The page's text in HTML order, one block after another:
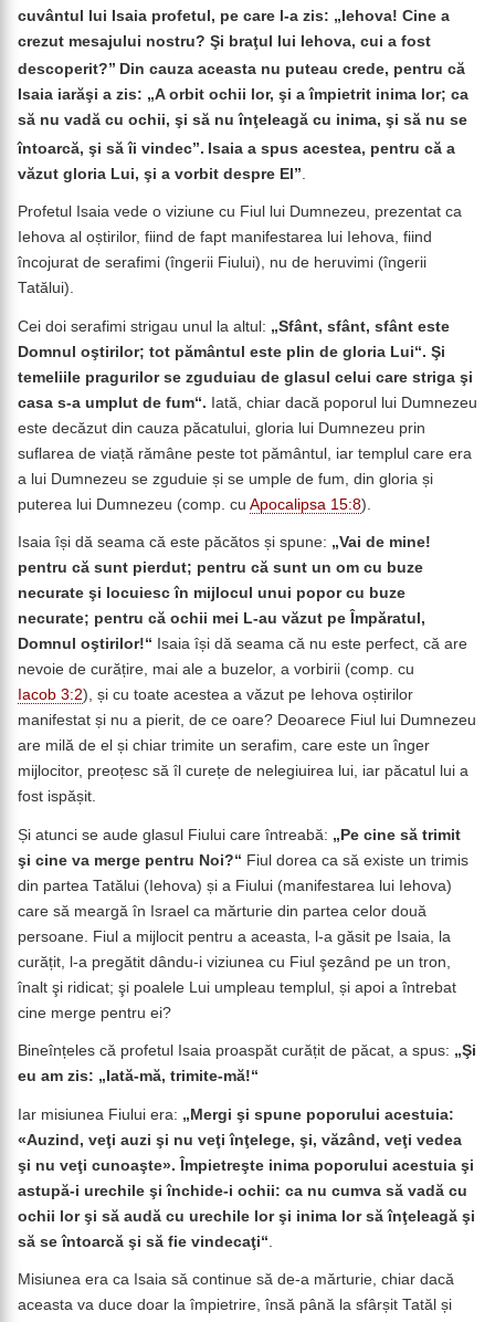
cuvântul lui Isaia profetul, pe care l-a zis: „Iehova! Cine a
crezut mesajului nostru? Şi braţul lui Iehova, cui a fost
descoperit?” Din cauza aceasta nu puteau crede, pentru că
Isaia iarăşi a zis: „A orbit ochii lor, şi a împietrit inima lor; ca
să nu vadă cu ochii, şi să nu înţeleagă cu inima, şi să nu se
întoarcă, şi să îi vindec”. Isaia a spus acestea, pentru că a
văzut gloria Lui, şi a vorbit despre El”
Profetul Isaia vede o viziune cu Fiul lui Dumnezeu, prezentat ca
Iehova al oștirilor, fiind de fapt manifestarea lui Iehova, fiind
încojurat de serafimi (îngerii Fiului), nu de heruvimi (îngerii
Tatălui).
Cei doi serafimi strigau unul la altul: „Sfânt, sfânt, sfânt este
Domnul oştirilor; tot pământul este plin de gloria Lui“. Şi
temeliile pragurilor se zguduiau de glasul celui care striga şi
casa s-a umplut de fum“. Iată, chiar dacă poporul lui Dumnezeu
este decăzut din cauza păcatului, gloria lui Dumnezeu prin
suflarea de viață rămâne peste tot pământul, iar templul care era
a lui Dumnezeu se zguduie și se umple de fum, din gloria și
puterea lui Dumnezeu (comp. cu Apocalipsa 15:8).
Isaia își dă seama că este păcătos și spune: „Vai de mine!
pentru că sunt pierdut; pentru că sunt un om cu buze
necurate şi locuiesc în mijlocul unui popor cu buze
necurate; pentru că ochii mei L-au văzut pe Împăratul,
Domnul oştirilor!“ Isaia își dă seama că nu este perfect, că are
nevoie de curățire, mai ale a buzelor, a vorbirii (comp. cu
Iacob 3:2), și cu toate acestea a văzut pe Iehova oștirilor
manifestat și nu a pierit, de ce oare? Deoarece Fiul lui Dumnezeu
are milă de el și chiar trimite un serafim, care este un înger
mijlocitor, preoțesc să îl curețe de nelegiuirea lui, iar păcatul lui a
fost ispășit.
Și atunci se aude glasul Fiului care întreabă: „Pe cine să trimit
şi cine va merge pentru Noi?“ Fiul dorea ca să existe un trimis
din partea Tatălui (Iehova) și a Fiului (manifestarea lui Iehova)
care să meargă în Israel ca mărturie din partea celor două
persoane. Fiul a mijlocit pentru a aceasta, l-a găsit pe Isaia, la
curățit, l-a pregătit dându-i viziunea cu Fiul şezând pe un tron,
înalt şi ridicat; şi poalele Lui umpleau templul, și apoi a întrebat
cine merge pentru ei?
Bineînțeles că profetul Isaia proaspăt curățit de păcat, a spus: „Şi
eu am zis: „Iată-mă, trimite-mă!“
Iar misiunea Fiului era: „Mergi şi spune poporului acestuia:
«Auzind, veţi auzi şi nu veţi înţelege, şi, văzând, veţi vedea
şi nu veţi cunoaşte». Împietreşte inima poporului acestuia şi
astupă-i urechile şi închide-i ochii: ca nu cumva să vadă cu
ochii lor şi să audă cu urechile lor şi inima lor să înţeleagă şi
să se întoarcă şi să fie vindecaţi“
Misiunea era ca Isaia să continue să de-a mărturie, chiar dacă
aceasta va duce doar la împietrire, însă până la sfârșit Tatăl și